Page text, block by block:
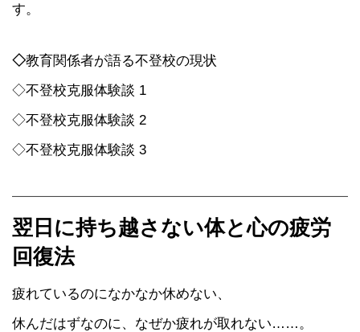
す。
◇教育関係者が語る不登校の現状
◇不登校克服体験談 1
◇不登校克服体験談 2
◇不登校克服体験談 3
翌日に持ち越さない体と心の疲労
回復法
疲れているのになかなか休めない、
休んだはずなのに、なぜか疲れが取れない……。